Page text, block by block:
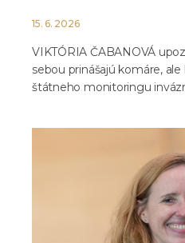
15. 6. 2026
VIKTÓRIA ČABANOVÁ
sebou prinášajú komáre,
štátneho monitoringu